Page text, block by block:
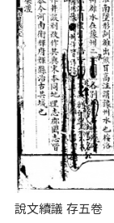
說文續議 存五卷